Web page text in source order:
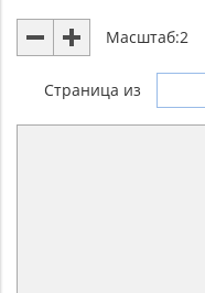
Масштаб:2
Страница из